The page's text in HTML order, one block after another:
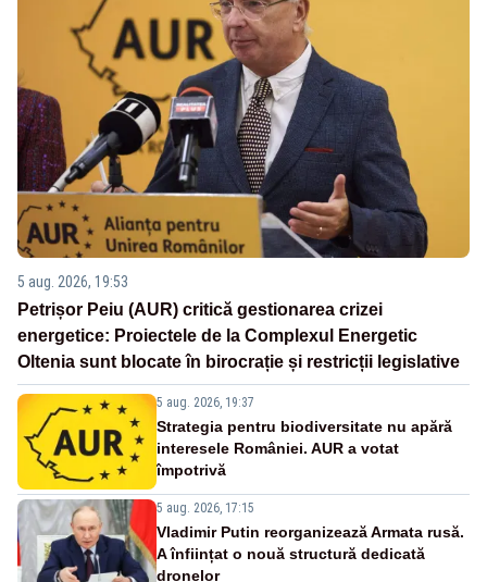
5 aug. 2026, 19:53
Petrișor Peiu (AUR) critică gestionarea crizei
energetice: Proiectele de la Complexul Energetic
Oltenia sunt blocate în birocrație și restricții legislative
5 aug. 2026, 19:37
Strategia pentru biodiversitate nu apără
interesele României. AUR a votat
împotrivă
5 aug. 2026, 17:15
Vladimir Putin reorganizează Armata rusă.
A înființat o nouă structură dedicată
dronelor